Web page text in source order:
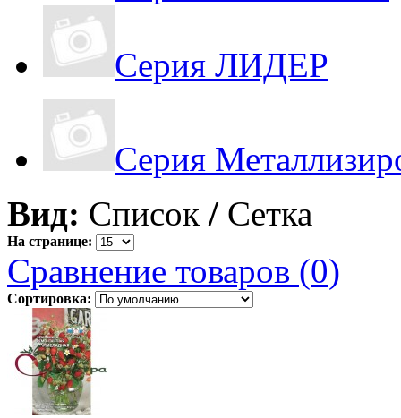
Серия ЛИДЕР
Серия
Вид: Список / Сетка
На странице:
Сравнение товаров (0)
Сортировка: